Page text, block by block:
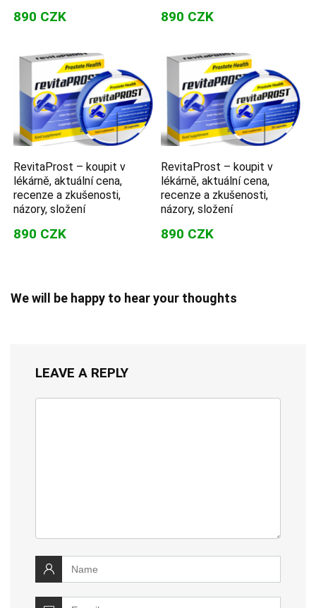
890 CZK 890 CZK
RevitaProst – koupit v
lékárně, aktuální cena,
recenze a zkušenosti,
názory, složení
890 CZK
RevitaProst – koupit v
lékárně, aktuální cena,
recenze a zkušenosti,
názory, složení
890 CZK
We will be happy to hear your thoughts
LEAVE A REPLY